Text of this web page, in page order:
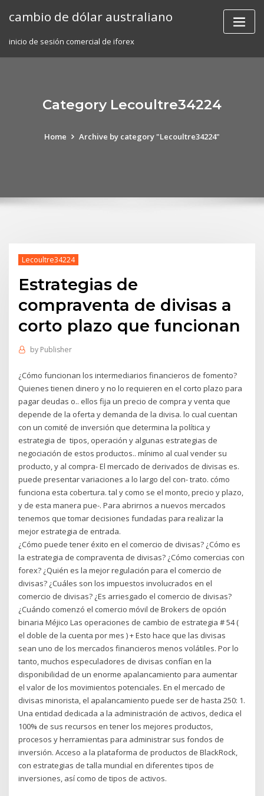
cambio de dólar australiano
inicio de sesión comercial de iforex
Category Lecoultre34224
Home Archive by category "Lecoultre34224"
Lecoultre34224
Estrategias de
compraventa de divisas a
corto plazo que funcionan
by Publisher
¿Cómo funcionan los intermediarios financieros de fomento?
Quienes tienen dinero y no lo requieren en el corto plazo para
pagar deudas o.. ellos fija un precio de compra y venta que
depende de la oferta y demanda de la divisa. lo cual cuentan
con un comité de inversión que determina la política y
estrategia de tipos, operación y algunas estrategias de
negociación de estos productos.. mínimo al cual vender su
producto, y al compra- El mercado de derivados de divisas es.
puede presentar variaciones a lo largo del con- trato. cómo
funciona esta cobertura. tal y como se el monto, precio y plazo,
y de esta manera pue-. Para abrirnos a nuevos mercados
tenemos que tomar decisiones fundadas para realizar la
mejor estrategia de entrada.
¿Cómo puede tener éxito en el comercio de divisas? ¿Cómo es
la estrategia de compraventa de divisas? ¿Cómo comercias con
forex? ¿Quién es la mejor regulación para el comercio de
divisas? ¿Cuáles son los impuestos involucrados en el
comercio de divisas? ¿Es arriesgado el comercio de divisas?
¿Cuándo comenzó el comercio móvil de Brokers de opción
binaria Méjico Las operaciones de cambio de estrategia # 54 (
el doble de la cuenta por mes ) + Esto hace que las divisas
sean uno de los mercados financieros menos volátiles. Por lo
tanto, muchos especuladores de divisas confían en la
disponibilidad de un enorme apalancamiento para aumentar
el valor de los movimientos potenciales. En el mercado de
divisas minorista, el apalancamiento puede ser de hasta 250: 1.
Una entidad dedicada a la administración de activos, dedica el
100% de sus recursos en tener los mejores productos,
procesos y herramientas para administrar sus fondos de
inversión. Acceso a la plataforma de productos de BlackRock,
con estrategias de talla mundial en diferentes tipos de
inversiones, así como de tipos de activos.